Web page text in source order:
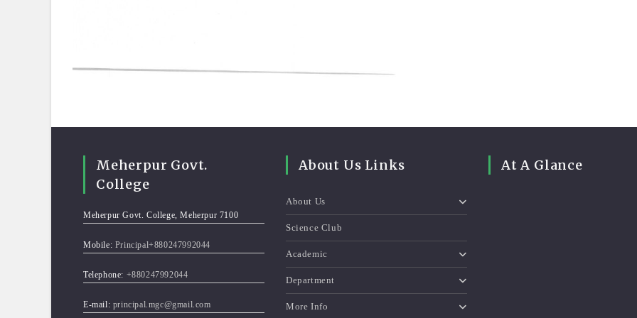
Meherpur Govt.
College
Meherpur Govt. College, Meherpur 7100
Mobile: Principal+880247992044
Telephone: +880247992044
E-mail: principal.mgc@gmail.com
About Us Links
About Us
Science Club
Academic
Department
More Info
At A Glance